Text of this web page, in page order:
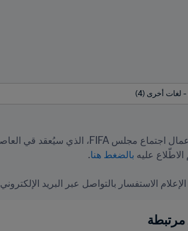
الاطّلاع عليه بالضغط هنا
الاستفسار بالتواصل عبر البريد الإلكتروني